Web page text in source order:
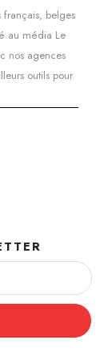
français, belges
au média Le
nos agences
outils pour